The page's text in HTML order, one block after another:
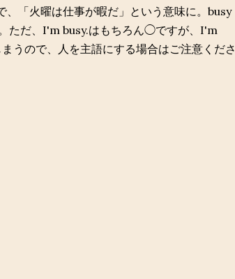
「火曜は仕事が暇だ」という意味に。busy
ただ、I'm busy.はもちろん◯ですが、I'm
うので、人を主語にする場合はご注意くださ